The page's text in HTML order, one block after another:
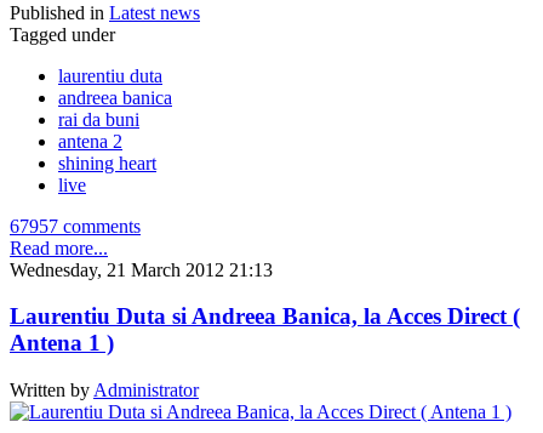
Published in Latest news
Tagged under
laurentiu duta
andreea banica
rai da buni
antena 2
shining heart
live
67957 comments
Read more...
Wednesday, 21 March 2012 21:13
Laurentiu Duta si Andreea Banica, la Acces Direct (
Antena 1 )
Written by Administrator